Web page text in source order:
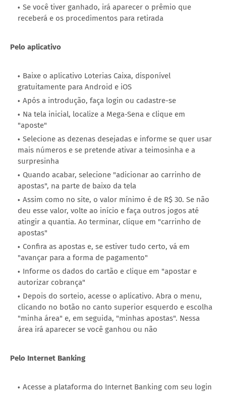
Se você tiver ganhado, irá aparecer o prêmio que
receberá e os procedimentos para retirada
Pelo aplicativo
Baixe o aplicativo Loterias Caixa, disponível
gratuitamente para Android e iOS
Após a introdução, faça login ou cadastre-se
Na tela inicial, localize a Mega-Sena e clique em
"aposte"
Selecione as dezenas desejadas e informe se quer usar
mais números e se pretende ativar a teimosinha e a
surpresinha
Quando acabar, selecione "adicionar ao carrinho de
apostas", na parte de baixo da tela
Assim como no site, o valor mínimo é de R$ 30. Se não
deu esse valor, volte ao início e faça outros jogos até
atingir a quantia. Ao terminar, clique em "carrinho de
apostas"
Confira as apostas e, se estiver tudo certo, vá em
"avançar para a forma de pagamento"
Informe os dados do cartão e clique em "apostar e
autorizar cobrança"
Depois do sorteio, acesse o aplicativo. Abra o menu,
clicando no botão no canto superior esquerdo e escolha
"minha área" e, em seguida, "minhas apostas". Nessa
área irá aparecer se você ganhou ou não
Pelo Internet Banking
Acesse a plataforma do Internet Banking com seu login